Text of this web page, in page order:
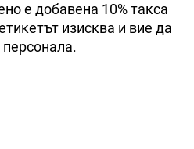
е добавена 10% такса
изисква и вие да